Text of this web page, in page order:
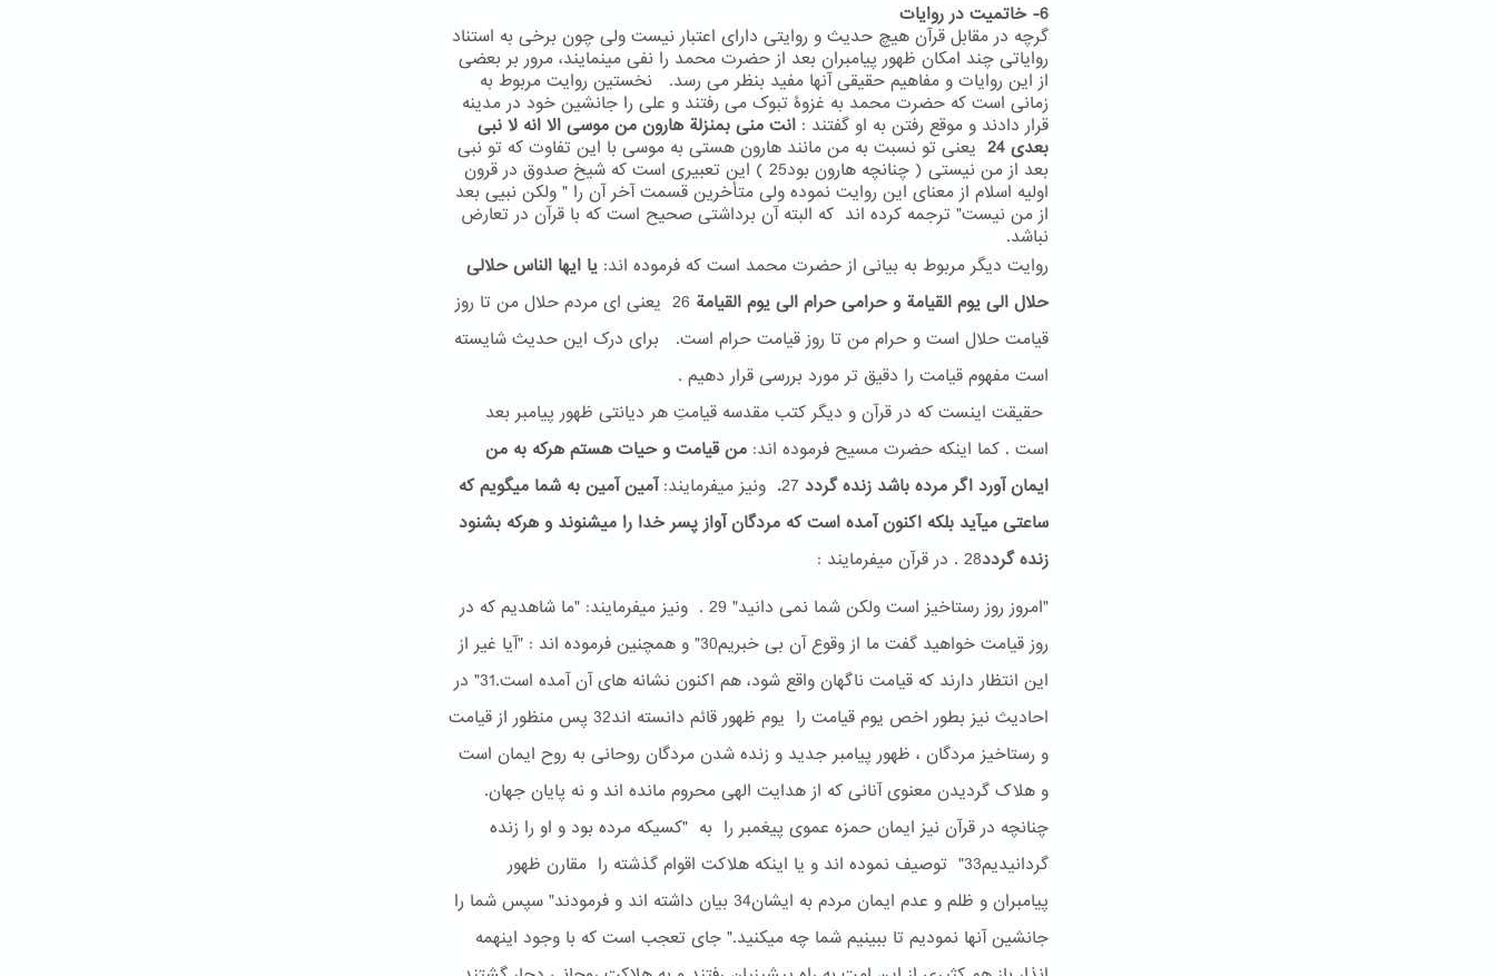
6- خاتمیت در روایات
گرچه در مقابل قرآن هیچ حدیث و روایتی دارای اعتبار نیست ولی چون برخی به استناد
روایاتی چند امکان ظهور پیامبران بعد از حضرت محمد را نفی مینمایند، مرور بر بعضی
از این روایات و مفاهیم حقیقی آنها مفید بنظر می رسد. نخستین روایت مربوط به
زمانی است که حضرت محمد به غزوۀ تبوک می رفتند و علی را جانشین خود در مدینه
قرار دادند و موقع رفتن به او گفتند : انت منی بمنزلة هارون من موسی الا انه لا نبی
بعدی 24
یعنی تو نسبت به من مانند هارون هستی به موسی با این تفاوت که تو نبی
بعد از من نیستی ( چنانچه هارون بود25 ) این تعبیری است که شیخ صدوق در قرون
اولیه اسلام از معنای این روایت نموده ولی متأخرین قسمت آخر آن را " ولکن نبیی بعد
از من نیست" ترجمه کرده اند که البته آن برداشتی صحیح است که با قرآن در تعارض
نباشد.
روایت دیگر مربوط به بیانی از حضرت محمد است که فرموده اند: یا ایها الناس حلالی
حلال الی یوم القیامة و حرامی حرام الی یوم القیامة 26 یعنی ای مردم حلال من تا روز
قیامت حلال است و حرام من تا روز قیامت حرام است. برای درک این حدیث شایسته
است مفهوم قیامت را دقیق تر مورد بررسی قرار دهیم .
حقیقت اینست که در قرآن و دیگر کتب مقدسه قیامتِ هر دیانتی ظهور پیامبر بعد
است . کما اینکه حضرت مسیح فرموده اند: من قیامت و حیات هستم هرکه به من
ایمان آورد اگر مرده باشد زنده گردد 27
. ونیز میفرمایند:آمین آمین به شما میگویم که
ساعتی میآید بلکه اکنون آمده است که مردگان آواز پسر خدا را میشنوند و هرکه بشنود
زنده گردد28 . در قرآن میفرمایند :
"امروز روز رستاخیز است ولکن شما نمی دانید" 29 . ونیز میفرمایند: "ما شاهدیم که در
روز قیامت خواهید گفت ما از وقوع آن بی خبریم30" و همچنین فرموده اند : "آیا غیر از
این انتظار دارند که قیامت ناگهان واقع شود، هم اکنون نشانه های آن آمده است.31" در
احادیث نیز بطور اخص یوم قیامت را یوم ظهور قائم دانسته اند32 پس منظور از قیامت
و رستاخیز مردگان ، ظهور پیامبر جدید و زنده شدن مردگان روحانی به روح ایمان است
و هلاک گردیدن معنوی آنانی که از هدایت الهی محروم مانده اند و نه پایان جهان.
چنانچه در قرآن نیز ایمان حمزه عموی پیغمبر را به "کسیکه مرده بود و او را زنده
گردانیدیم33" توصیف نموده اند و یا اینکه هلاکت اقوام گذشته را مقارن ظهور
پیامبران و ظلم و عدم ایمان مردم به ایشان34 بیان داشته اند و فرمودند" سپس شما را
جانشین آنها نمودیم تا ببینیم شما چه میکنید." جای تعجب است که با وجود اینهمه